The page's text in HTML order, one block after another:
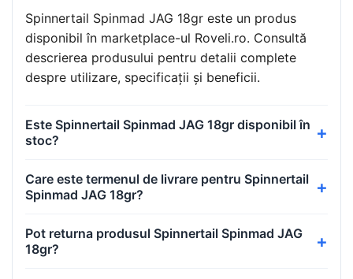
Spinnertail Spinmad JAG 18gr este un produs
disponibil în marketplace-ul Roveli.ro. Consultă
descrierea produsului pentru detalii complete
despre utilizare, specificații și beneficii.
Este Spinnertail Spinmad JAG 18gr disponibil în
stoc?
Care este termenul de livrare pentru Spinnertail
Spinmad JAG 18gr?
Pot returna produsul Spinnertail Spinmad JAG
18gr?